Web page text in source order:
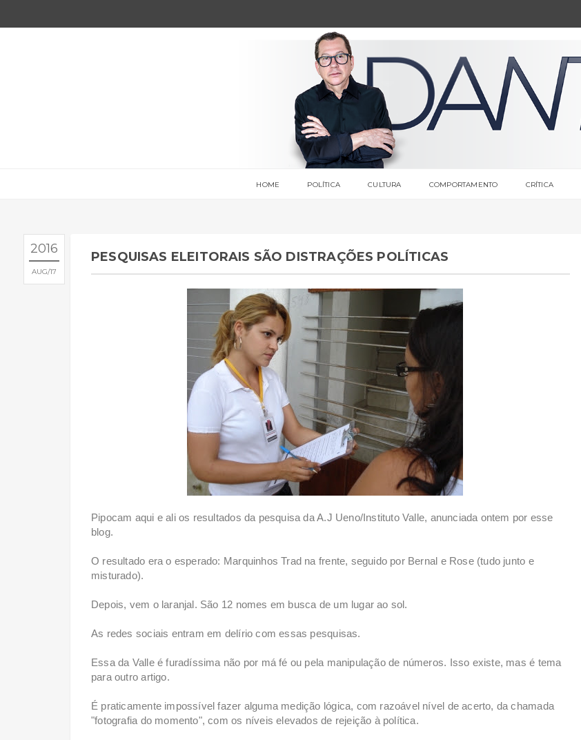
HOME POLÍTICA CULTURA COMPORTAMENTO CRÍTICA
2016
AUG 17
PESQUISAS ELEITORAIS SÃO DISTRAÇÕES POLÍTICAS
Pipocam aqui e ali os resultados da pesquisa da A.J Ueno/Instituto Valle, anunciada ontem por esse
blog.
O resultado era o esperado: Marquinhos Trad na frente, seguido por Bernal e Rose (tudo junto e
misturado).
Depois, vem o laranjal. São 12 nomes em busca de um lugar ao sol.
As redes sociais entram em delírio com essas pesquisas.
Essa da Valle é furadíssima não por má fé ou pela manipulação de números. Isso existe, mas é tema
para outro artigo.
É praticamente impossível fazer alguma medição lógica, com razoável nível de acerto, da chamada
"fotografia do momento", com os níveis elevados de rejeição à política.